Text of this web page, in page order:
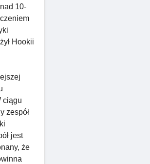
10-
Hookii
ciągu
zespół
jest
że